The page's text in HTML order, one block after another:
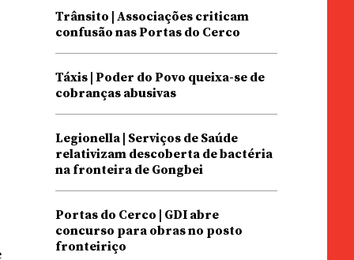
Trânsito | Associações criticam
confusão nas Portas do Cerco
Táxis | Poder do Povo queixa-se de
cobranças abusivas
Legionella | Serviços de Saúde
relativizam descoberta de bactéria
na fronteira de Gongbei
Portas do Cerco | GDI abre
concurso para obras no posto
fronteiriço